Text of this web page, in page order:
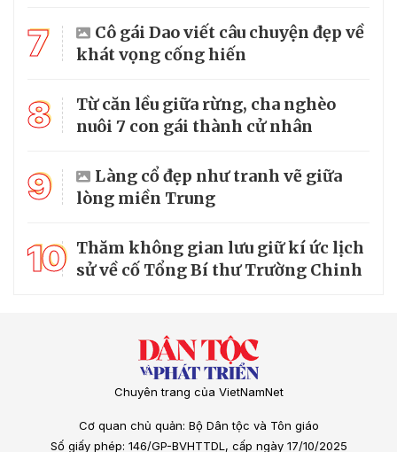
7
Cô gái Dao viết câu chuyện đẹp về
khát vọng cống hiến
8
Từ căn lều giữa rừng, cha nghèo
nuôi 7 con gái thành cử nhân
9
Làng cổ đẹp như tranh vẽ giữa
lòng miền Trung
10 Thăm không gian lưu giữ kí ức lịch
sử về cố Tổng Bí thư Trường Chinh
Chuyên trang của VietNamNet
Cơ quan chủ quản: Bộ Dân tộc và Tôn giáo
Số giấy phép: 146/GP-BVHTTDL, cấp ngày 17/10/2025